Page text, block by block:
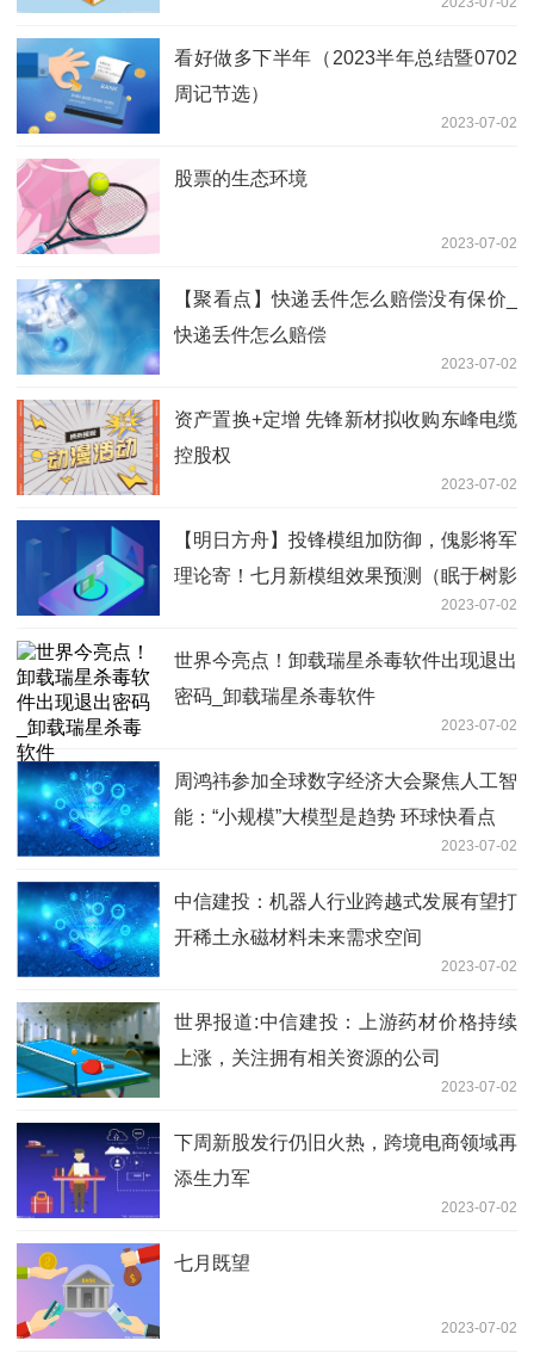
看好做多下半年（2023半年总结暨0702
周记节选）
2023-07-02
股票的生态环境
2023-07-02
【聚看点】快递丢件怎么赔偿没有保价_
快递丢件怎么赔偿
2023-07-02
资产置换+定增 先锋新材拟收购东峰电缆
控股权
2023-07-02
【明日方舟】投锋模组加防御，傀影将军
理论寄！七月新模组效果预测（眠于树影
2023-07-02
世界今亮点！卸载瑞星杀毒软件出现退出
密码_卸载瑞星杀毒软件
2023-07-02
周鸿祎参加全球数字经济大会聚焦人工智
能：“小规模”大模型是趋势 环球快看点
2023-07-02
中信建投：机器人行业跨越式发展有望打
开稀土永磁材料未来需求空间
2023-07-02
世界报道:中信建投：上游药材价格持续
上涨，关注拥有相关资源的公司
2023-07-02
下周新股发行仍旧火热，跨境电商领域再
添生力军
2023-07-02
七月既望
2023-07-02